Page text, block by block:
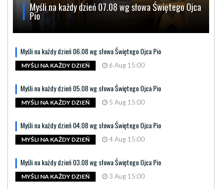
Myśli na każdy dzień 07.08 wg słowa Świętego Ojca
Pio
Myśli na każdy dzień 06.08 wg słowa Świętego Ojca Pio
MYŚLI NA KAŻDY DZIEŃ 6 Aug 15:00
Myśli na każdy dzień 05.08 wg słowa Świętego Ojca Pio
MYŚLI NA KAŻDY DZIEŃ 5 Aug 15:00
Myśli na każdy dzień 04.08 wg słowa Świętego Ojca Pio
MYŚLI NA KAŻDY DZIEŃ 4 Aug 15:00
Myśli na każdy dzień 03.08 wg słowa Świętego Ojca Pio
MYŚLI NA KAŻDY DZIEŃ 3 Aug 15:00